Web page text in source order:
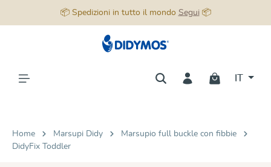
📦 Spedizioni in tutto il mondo Segui📦
Home Marsupi Didy
Marsupio full buckle con fibbie
DidyFix Toddler